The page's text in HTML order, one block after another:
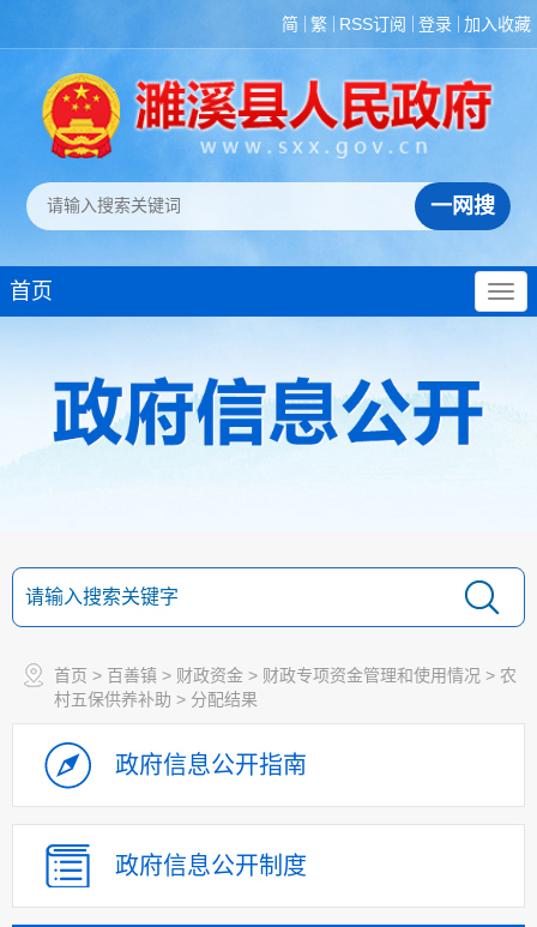
简 繁 RSS订阅 登录 加入收藏
首页
首页 > 百善镇 > 财政资金 > 财政专项资金管理和使用情况 > 农
村五保供养补助 > 分配结果
政府信息公开指南
政府信息公开制度